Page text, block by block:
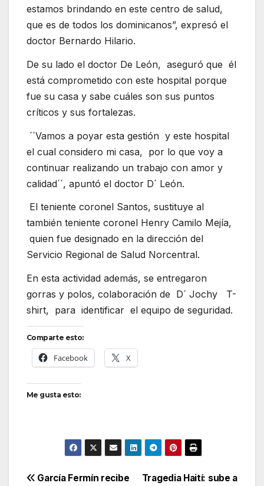
estamos brindando en este centro de salud,
que es de todos los dominicanos”, expresó el
doctor Bernardo Hilario.
De su lado el doctor De León, aseguró que él
está comprometido con este hospital porque
fue su casa y sabe cuáles son sus puntos
críticos y sus fortalezas.
´´Vamos a poyar esta gestión y este hospital
el cual considero mi casa, por lo que voy a
continuar realizando un trabajo con amor y
calidad´´, apuntó el doctor D´ León.
El teniente coronel Santos, sustituye al
también teniente coronel Henry Camilo Mejía,
quien fue designado en la dirección del
Servicio Regional de Salud Norcentral.
En esta actividad además, se entregaron
gorras y polos, colaboración de D´ Jochy T-
shirt, para identificar el equipo de seguridad.
Comparte esto:
Facebook X
Me gusta esto:
Tragedia Haití: sube a
García Fermín recibe